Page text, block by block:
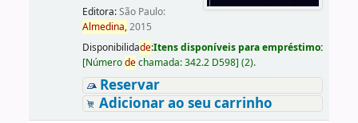
Editora:São Paulo:
Almedina,2015
Disponibilidade:Itens disponíveis para empréstimo:
[Númerodechamada:342.2 D598] (2).
Reservar
Adicionar ao seu carrinho